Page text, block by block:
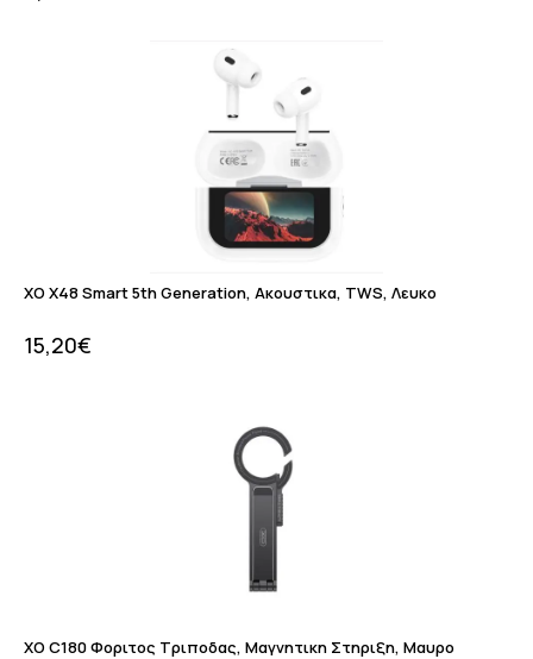
XO X48 Smart 5th Generation, Ακουστικα, TWS, Λευκο
15,20€
XO C180 Φοριτος Τριποδας, Μαγνητικη Στηριξη, Μαυρο